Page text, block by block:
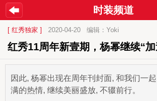
时装频道
[ 红秀独家 ] 2020-04-20 编辑：Yoki
红秀11周年新壹期，杨幂继续“
因此, 杨幂出现在周年刊封面, 和我们一
满的热情, 继续美丽盛放, 不辍前行。